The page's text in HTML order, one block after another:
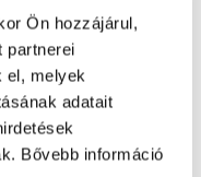
Ön hozzájárul,
partnerei
el, melyek
adatait
Bővebb információ